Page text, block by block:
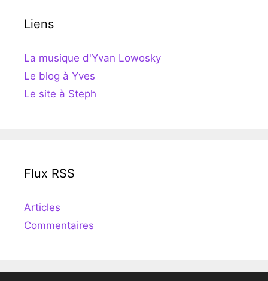
Liens
La musique d'Yvan Lowosky
Le blog à Yves
Le site à Steph
Flux RSS
Articles
Commentaires